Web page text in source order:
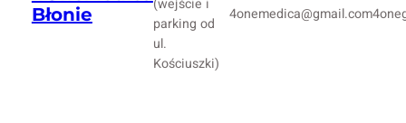
Błonie
parking od
ul.
Kościuszki)
4onemedica@gmail.com